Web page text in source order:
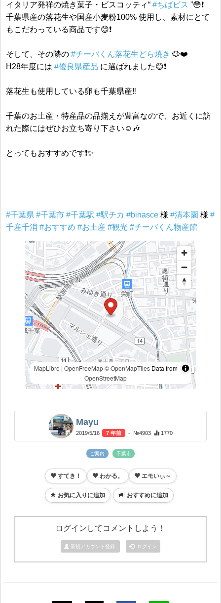
イタリア発祥の焼き菓子・ビスコッティ“ #ちばビス ”😳❗️
千葉県産の落花生や国産小麦粉100% 使用し、素材にとて
もこだわっている商品です😊❗️
そして、その隣の #チーバくん落花生どら焼き 🐶❤️
H28年度には #優良県産品 に選ばれました😊❗️
落花生も使用している卵も千葉県産‼️
千葉のお土産・特産品の品揃えが豊富なので、お近くに訪
れた際にはぜひお立ち寄り下さい☺︎🎶
とってもおすすめです❗️✨
#千葉県 #千葉市 #千葉駅 #駅チカ #binasce 様 #清本園 様 #
千産千消 #おすすめ #お土産 #観光 #チーバくん物産館
MapLibre | OpenFreeMap © OpenMapTilesData from
OpenStreetMap
Mayu
2019/5/16 7 年前 - №4903 1770
ご案内 千葉市
すてき！ わかる。 エモいぃ～
お気に入りに追加 おすすめに追加
ログインしてコメントしよう！
新規アカウント登録 ログイン